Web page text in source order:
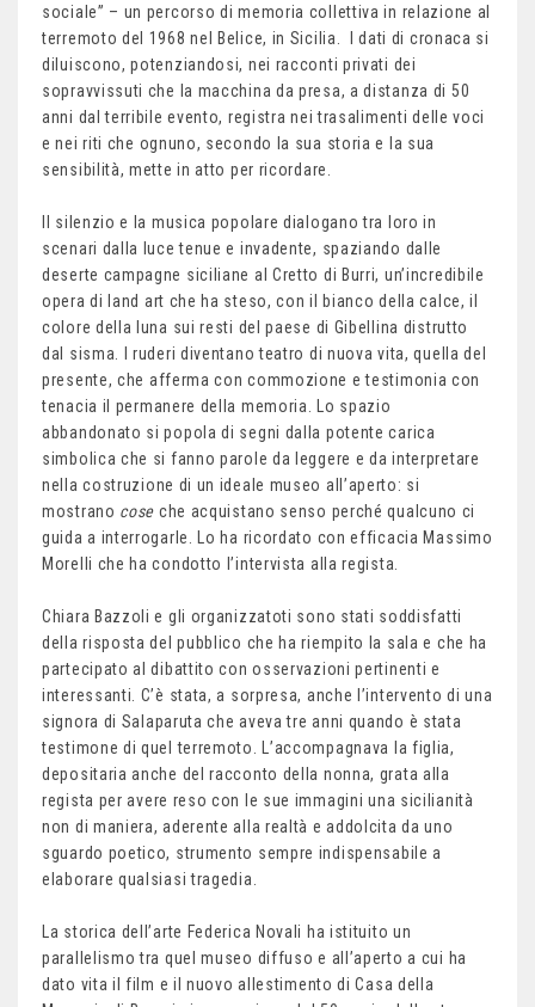
sociale” – un percorso di memoria collettiva in relazione al
terremoto del 1968 nel Belice, in Sicilia. I dati di cronaca si
diluiscono, potenziandosi, nei racconti privati dei
sopravvissuti che la macchina da presa, a distanza di 50
anni dal terribile evento, registra nei trasalimenti delle voci
e nei riti che ognuno, secondo la sua storia e la sua
sensibilità, mette in atto per ricordare.
Il silenzio e la musica popolare dialogano tra loro in
scenari dalla luce tenue e invadente, spaziando dalle
deserte campagne siciliane al Cretto di Burri, un’incredibile
opera di land art che ha steso, con il bianco della calce, il
colore della luna sui resti del paese di Gibellina distrutto
dal sisma. I ruderi diventano teatro di nuova vita, quella del
presente, che afferma con commozione e testimonia con
tenacia il permanere della memoria. Lo spazio
abbandonato si popola di segni dalla potente carica
simbolica che si fanno parole da leggere e da interpretare
nella costruzione di un ideale museo all’aperto: si
mostrano cose che acquistano senso perché qualcuno ci
guida a interrogarle. Lo ha ricordato con efficacia Massimo
Morelli che ha condotto l’intervista alla regista.
Chiara Bazzoli e gli organizzatoti sono stati soddisfatti
della risposta del pubblico che ha riempito la sala e che ha
partecipato al dibattito con osservazioni pertinenti e
interessanti. C’è stata, a sorpresa, anche l’intervento di una
signora di Salaparuta che aveva tre anni quando è stata
testimone di quel terremoto. L’accompagnava la figlia,
depositaria anche del racconto della nonna, grata alla
regista per avere reso con le sue immagini una sicilianità
non di maniera, aderente alla realtà e addolcita da uno
sguardo poetico, strumento sempre indispensabile a
elaborare qualsiasi tragedia.
La storica dell’arte Federica Novali ha istituito un
parallelismo tra quel museo diffuso e all’aperto a cui ha
dato vita il film e il nuovo allestimento di Casa della